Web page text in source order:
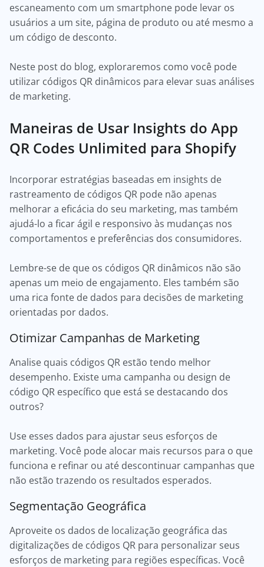
escaneamento com um smartphone pode levar os
usuários a um site, página de produto ou até mesmo a
um código de desconto.
Neste post do blog, exploraremos como você pode
utilizar códigos QR dinâmicos para elevar suas análises
de marketing.
Maneiras de Usar Insights do App
QR Codes Unlimited para Shopify
Incorporar estratégias baseadas em insights de
rastreamento de códigos QR pode não apenas
melhorar a eficácia do seu marketing, mas também
ajudá-lo a ficar ágil e responsivo às mudanças nos
comportamentos e preferências dos consumidores.
Lembre-se de que os códigos QR dinâmicos não são
apenas um meio de engajamento. Eles também são
uma rica fonte de dados para decisões de marketing
orientadas por dados.
Otimizar Campanhas de Marketing
Analise quais códigos QR estão tendo melhor
desempenho. Existe uma campanha ou design de
código QR específico que está se destacando dos
outros?
Use esses dados para ajustar seus esforços de
marketing. Você pode alocar mais recursos para o que
funciona e refinar ou até descontinuar campanhas que
não estão trazendo os resultados esperados.
Segmentação Geográfica
Aproveite os dados de localização geográfica das
digitalizações de códigos QR para personalizar seus
esforços de marketing para regiões específicas. Você